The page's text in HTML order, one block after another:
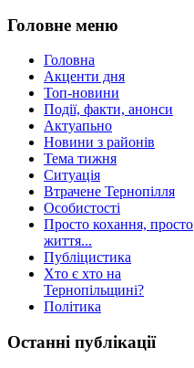
Головне меню
Головна
Акценти дня
Топ-новини
Події, факти, анонси
Актуапьно
Новини з районів
Тема тижня
Ситуація
Втрачене Тернопілля
Особистості
Просто кохання, просто
життя...
Публіцистика
Хто є хто на
Тернопільщині?
Політика
Останні публікації